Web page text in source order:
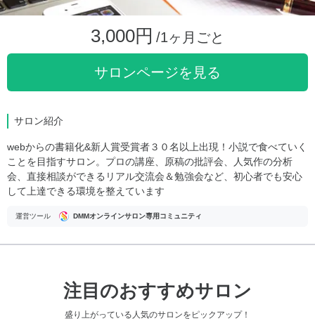
3,000円 /1ヶ月ごと
サロンページを見る
サロン紹介
webからの書籍化&新人賞受賞者３０名以上出現！小説で食べていく
ことを目指すサロン。プロの講座、原稿の批評会、人気作の分析
会、直接相談ができるリアル交流会＆勉強会など、初心者でも安心
して上達できる環境を整えています
運営ツール DMMオンラインサロン専用コミュニティ
注目のおすすめサロン
盛り上がっている人気のサロンをピックアップ！